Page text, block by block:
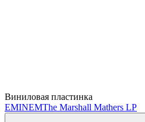
Виниловая пластинка
EMINEMThe Marshall Mathers LP